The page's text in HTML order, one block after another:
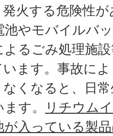
火する危険性
池やモバイルバ
るごみ処理施
ます。事故に
くなると、日
す。
リチウム
が入っている製